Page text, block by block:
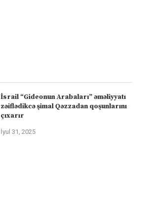
İsrail “Gideonun Arabaları” əməliyyatı
zəiflədikcə şimal Qəzzadan qoşunlarını
çıxarır
İyul 31, 2025